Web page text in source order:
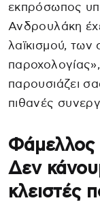
εκπρόσωπος
Ανδρουλάκη
λαϊκισμού, των
παρουσιάζει
πιθανές
Φάμελλος
Δεν
κλειστές